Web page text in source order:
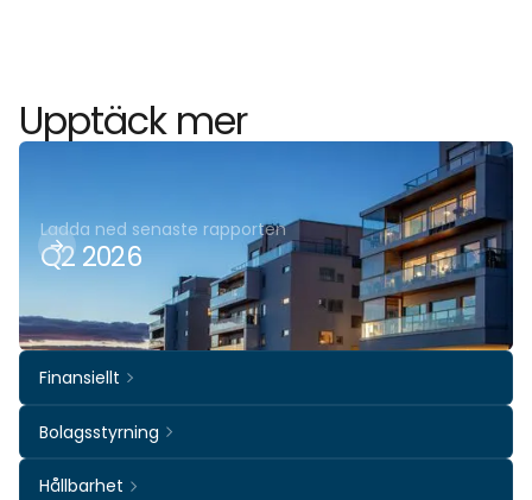
Upptäck mer
Ladda ned senaste rapporten
Q2 2026
Finansiellt
Bolagsstyrning
Hållbarhet